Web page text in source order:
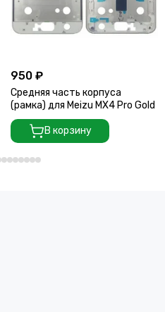
950 ₽
Средняя часть корпуса
(рамка) для Meizu MX4 Pro Gold
В корзину